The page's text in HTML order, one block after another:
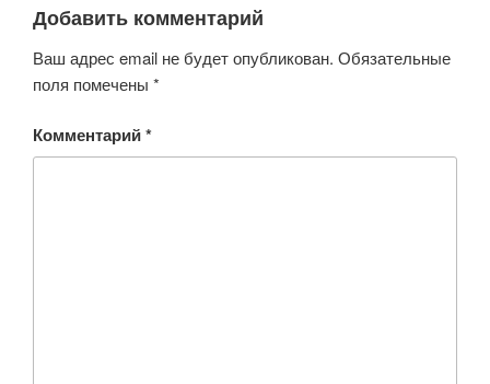
o
k
p ss
ni
Добавить комментарий
Ваш адрес email не будет опубликован. Обязательные
поля помечены *
Комментарий*